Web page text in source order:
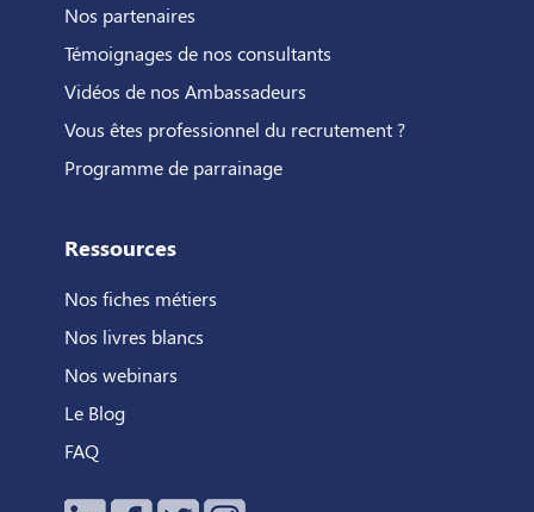
Nos partenaires
Témoignages de nos consultants
Vidéos de nos Ambassadeurs
Vous êtes professionnel du recrutement ?
Programme de parrainage
Ressources
Nos fiches métiers
Nos livres blancs
Nos webinars
Le Blog
FAQ